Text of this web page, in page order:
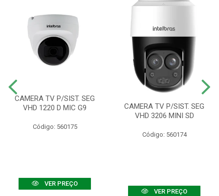
CAMERA TV P/SIST. SEG
VHD 1220 D MIC G9
Código: 560175
VER PREÇO
CAMERA TV P/SIST. SEG
VHD 3206 MINI SD
Código: 560174
VER PREÇO